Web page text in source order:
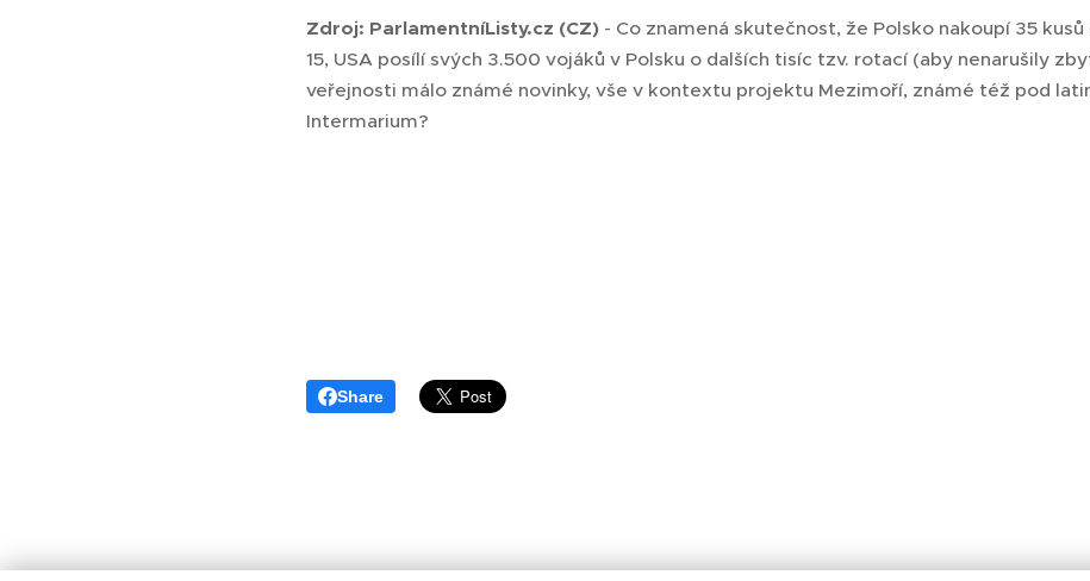
Zdroj: ParlamentníListy.cz (CZ) - Co znamená skutečnost, že Polsko nakoupí 35
15, USA posílí svých 3.500 vojáků v Polsku o dalších tisíc tzv. rotací (aby nenarušily
veřejnosti málo známé novinky, vše v kontextu projektu Mezimoří, známé též pod
Intermarium?
Share